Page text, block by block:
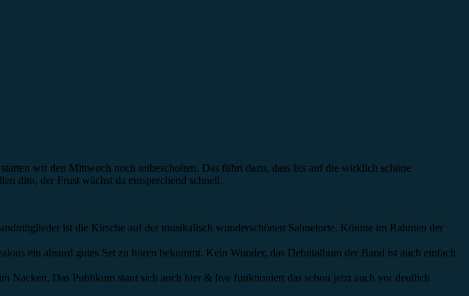
wir den Mittwoch noch unbescholten. Das führt dazu, dass bis auf die wirklich schöne
dito, der Frust wächst da entsprechend schnell.
ist die Kirsche auf der musikalisch wunderschönen Sahnetorte. Könnte im Rahmen der
ein absurd gutes Set zu hören bekommt. Kein Wunder, das Debütalbum der Band ist auch einfach
Nacken. Das Publikum staut sich auch hier & live funktioniert das schon jetzt auch vor deutlich